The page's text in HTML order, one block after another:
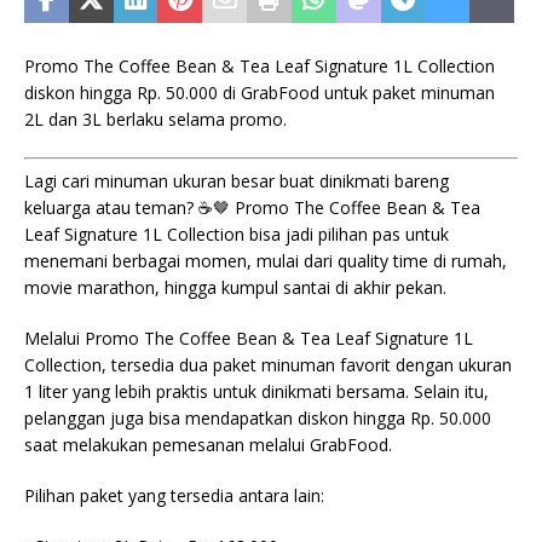
Promo The Coffee Bean & Tea Leaf Signature 1L Collection
diskon hingga Rp. 50.000 di GrabFood untuk paket minuman
2L dan 3L berlaku selama promo.
Lagi cari minuman ukuran besar buat dinikmati bareng
keluarga atau teman? ☕🤎 Promo The Coffee Bean & Tea
Leaf Signature 1L Collection bisa jadi pilihan pas untuk
menemani berbagai momen, mulai dari quality time di rumah,
movie marathon, hingga kumpul santai di akhir pekan.
Melalui Promo The Coffee Bean & Tea Leaf Signature 1L
Collection, tersedia dua paket minuman favorit dengan ukuran
1 liter yang lebih praktis untuk dinikmati bersama. Selain itu,
pelanggan juga bisa mendapatkan diskon hingga Rp. 50.000
saat melakukan pemesanan melalui GrabFood.
Pilihan paket yang tersedia antara lain: